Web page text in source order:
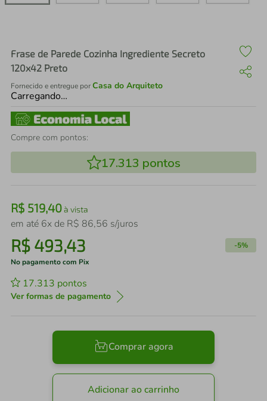
Frase de Parede Cozinha Ingrediente Secreto
120x42 Preto
Fornecido e entregue porCasa do Arquiteto
Carregando…
Compre com pontos:
17.313 pontos
R$ 519,40à vista
em até 6x de R$ 86,56 s/juros
R$ 493,43 -5%
No pagamento com Pix
17.313 pontos
Ver formas de pagamento
Comprar agora
Adicionar ao carrinho